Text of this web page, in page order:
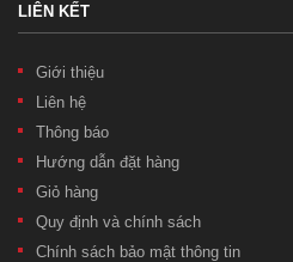
LIÊN KẾT
Giới thiệu
Liên hệ
Thông báo
Hướng dẫn đặt hàng
Giỏ hàng
Quy định và chính sách
Chính sách bảo mật thông tin